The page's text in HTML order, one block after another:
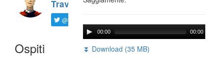
Travaini
@ftrava
Ospiti
00:00 00:00
⏬ Download (35 MB)